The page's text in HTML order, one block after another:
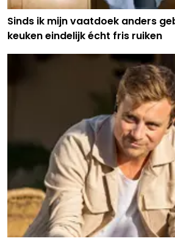
Sinds ik mijn vaatdoek anders
keuken eindelijk écht fris ruiken